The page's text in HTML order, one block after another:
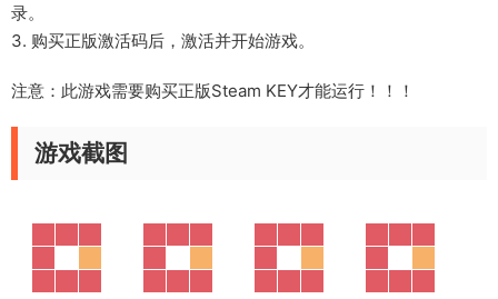
录。
3. 购买正版激活码后，激活并开始游戏。
注意：此游戏需要购买正版Steam KEY才能运行！！！
游戏截图